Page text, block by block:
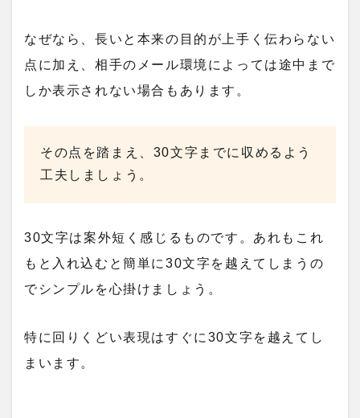
なぜなら、長いと本来の目的が上手く伝わらない
点に加え、相手のメール環境によっては途中まで
しか表示されない場合もあります。
その点を踏まえ、30文字までに収めるよう
工夫しましょう。
30文字は案外短く感じるものです。あれもこれ
もと入れ込むと簡単に30文字を越えてしまうの
でシンプルを心掛けましょう。
特に回りくどい表現はすぐに30文字を越えてし
まいます。